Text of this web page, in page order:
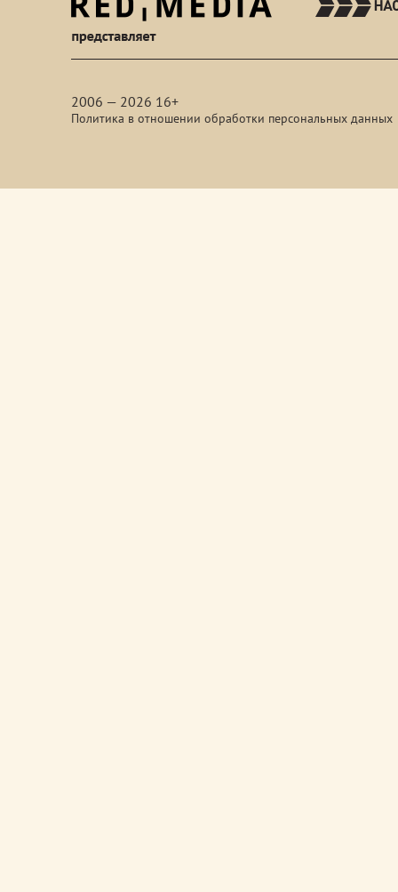
2006 — 2026 16+
Политика в отношении обработки персональных данных